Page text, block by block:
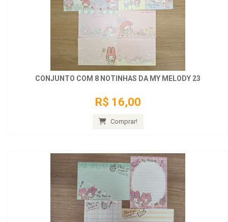
CONJUNTO COM 8 NOTINHAS DA MY MELODY 23
R$ 16,00
Comprar!